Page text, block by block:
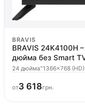
BRAVIS
BRAVIS 24K4100H
дюйма без Smart
24 дюйма"1366x768 (HD)
от3 618грн.